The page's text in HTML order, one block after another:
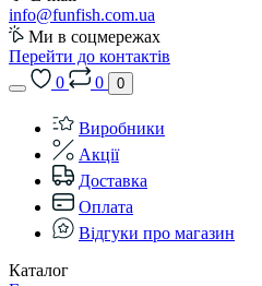
info@funfish.com.ua
Ми в соцмережах
Перейти до контактів
0
0 0
Виробники
Акції
Доставка
Оплата
Відгуки про магазин
Каталог